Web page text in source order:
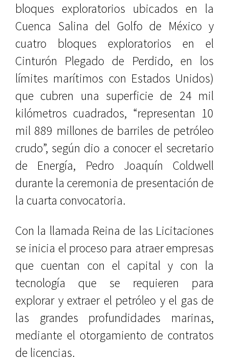
bloques exploratorios ubicados en la
Cuenca Salina del Golfo de México y
cuatro bloques exploratorios en el
Cinturón Plegado de Perdido, en los
límites marítimos con Estados Unidos)
que cubren una superficie de 24 mil
kilómetros cuadrados, “representan 10
mil 889 millones de barriles de petróleo
crudo”, según dio a conocer el secretario
de Energía, Pedro Joaquín Coldwell
durante la ceremonia de presentación de
la cuarta convocatoria.
Con la llamada Reina de las Licitaciones
se inicia el proceso para atraer empresas
que cuentan con el capital y con la
tecnología que se requieren para
explorar y extraer el petróleo y el gas de
las grandes profundidades marinas,
mediante el otorgamiento de contratos
de licencias.